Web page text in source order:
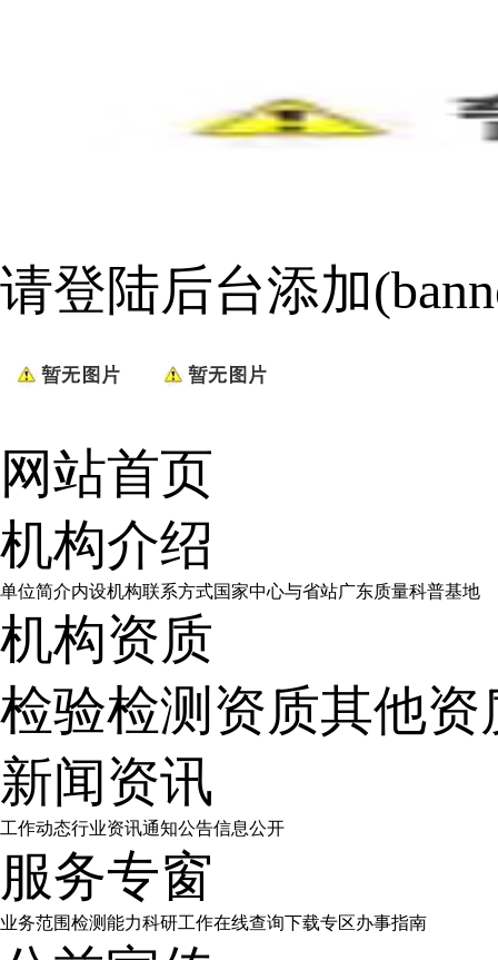
请登陆后台添加
网站首页
机构介绍
单位简介内设机构联系方式国家中心与省站广东质量科普基地
机构资质
检验检测资质其他资
新闻资讯
工作动态行业资讯通知公告信息公开
服务专窗
业务范围检测能力科研工作在线查询下载专区办事指南